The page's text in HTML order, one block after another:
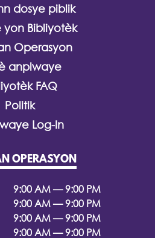
dosye piblik
yon Bibliyotèk
Operasyon
anplwaye
FAQ
Politik
Log-In
OPERASYON
9:00 AM — 9:00 PM
9:00 AM — 9:00 PM
9:00 AM — 9:00 PM
9:00 AM — 9:00 PM